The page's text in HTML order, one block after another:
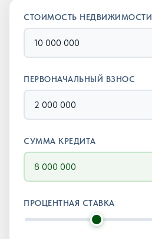
СТОИМОСТЬ НЕДВИЖИМОСТИ
ПЕРВОНАЧАЛЬНЫЙ ВЗНОС
СУММА КРЕДИТА
ПРОЦЕНТНАЯ СТАВКА